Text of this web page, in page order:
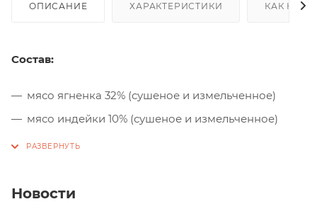
ОПИСАНИЕ ХАРАКТЕРИСТИКИ КАК
Состав:
мясо ягненка 32% (сушеное и измельченное)
мясо индейки 10% (сушеное и измельченное)
цельнозерновой рис
ячмень
Новости